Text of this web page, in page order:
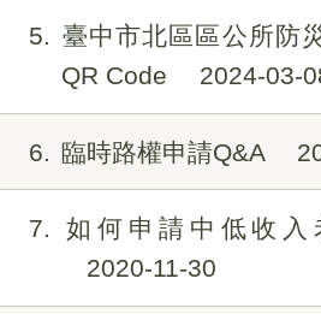
5
臺中市北區區公所防
QR Code
2024-03-
6 臨時路權申請Q&A
7
如何申請中低收入
2020-11-30